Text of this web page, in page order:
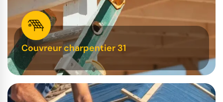
Couvreur charpentier 31